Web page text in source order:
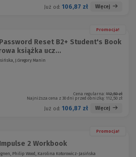
Już od: 106,87 zł Więcej
Promocja!
Password Reset B2+ Student's Book
książka ucz...
J.Gregory Manin
Cena regularna: 112,50 zł
Najniższa cena z 30 dni przed obniżką: 112,50 zł
Już od: 106,87 zł Więcej
Promocja!
Impulse 2 Workbook
Philip Wood, Karolina Kotorowicz-Jasińska